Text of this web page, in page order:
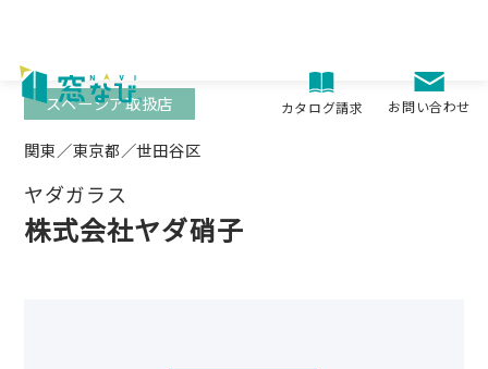
content
カタログ請求 お問い合わせ
関東／東京都／世田谷区
ヤダガラス
株式会社ヤダ硝子
スペーシア取扱店